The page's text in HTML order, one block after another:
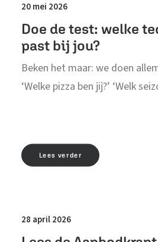
20 mei 2026
Doe de test: welke
past bij jou?
Beken het maar: we doen
‘Welke pizza ben jij?’ ‘Welk
Lees verder
28 april 2026